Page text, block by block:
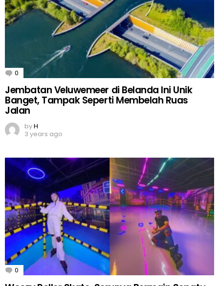
0 Comments
Jembatan Veluwemeer di Belanda Ini Unik
Banget, Tampak Seperti Membelah Ruas
Jalan
byH
3 years ago
0 Comments